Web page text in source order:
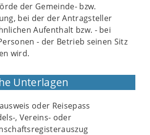
der Gemeinde- bzw.
bei der der Antragsteller
Aufenthalt bzw. - bei
- der Betrieb seinen Sitz
wird.
Unterlagen
oder Reisepass
, Vereins- oder